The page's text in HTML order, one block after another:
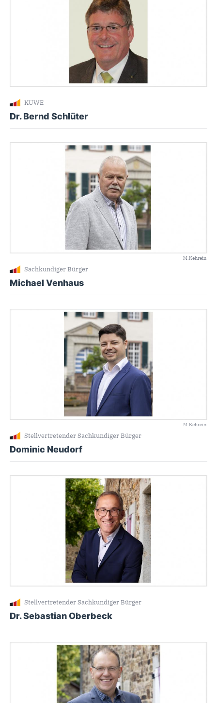
KUWE
Dr. Bernd Schlüter
M.Kehrein
Sachkundiger Bürger
Michael Venhaus
M.Kehrein
Stellvertretender Sachkundiger Bürger
Dominic Neudorf
Stellvertretender Sachkundiger Bürger
Dr. Sebastian Oberbeck